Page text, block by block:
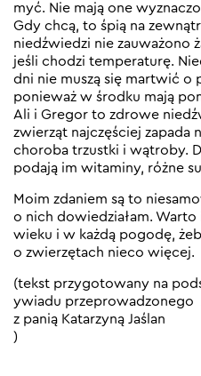
myć. Nie mają one
Gdy chcą, to śpią na
niedźwiedzi nie zauważono
jeśli chodzi temperaturę.
dni nie muszą się martwić o
ponieważ w środku mają
Ali i Gregor to zdrowe
zwierząt najczęściej zapada
choroba trzustki i wątroby.
podają im witaminy, różne
Moim zdaniem są to
o nich dowiedziałam.
wieku i w każdą pogodę,
o zwierzętach nieco więcej.
(tekst przygotowany na
ywiadu przeprowadzonego
z panią Katarzyną Jaślan
)